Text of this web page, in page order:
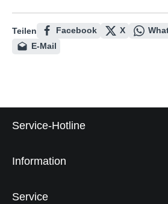
Teilen Facebook X
E-Mail
Service-Hotline
Information
Service